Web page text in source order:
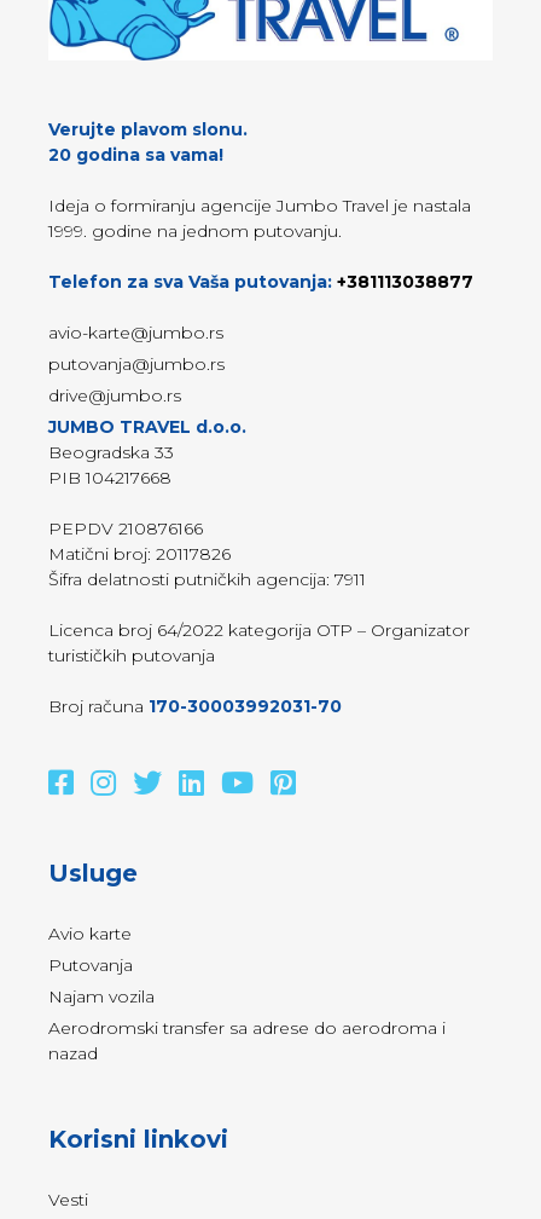
Verujte plavom slonu.
20 godina sa vama!
Ideja o formiranju agencije Jumbo Travel je nastala
1999. godine na jednom putovanju.
Telefon za sva Vaša putovanja: +381113038877
avio-karte@jumbo.rs
putovanja@jumbo.rs
drive@jumbo.rs
JUMBO TRAVEL d.o.o.
Beogradska 33
PIB 104217668
PEPDV 210876166
Matični broj: 20117826
Šifra delatnosti putničkih agencija: 7911
Licenca broj 64/2022 kategorija OTP – Organizator
turističkih putovanja
Broj računa 170-30003992031-70
Usluge
Avio karte
Putovanja
Najam vozila
Aerodromski transfer sa adrese do aerodroma i
nazad
Korisni linkovi
Vesti